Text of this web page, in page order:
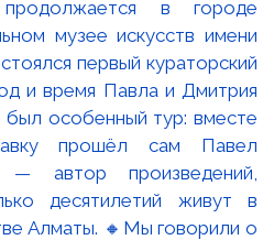
в городе
музее искусств имени
первый кураторский
и время Павла и Дмитрия
особенный тур: вместе
прошёл сам Павел
автор произведений,
десятилетий живут в
Алматы. 🔸Мы говорили о